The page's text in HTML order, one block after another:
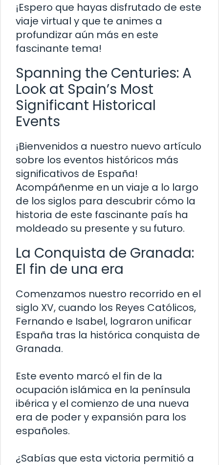
¡Espero que hayas disfrutado de este
viaje virtual y que te animes a
profundizar aún más en este
fascinante tema!
Spanning the Centuries: A
Look at Spain’s Most
Significant Historical
Events
¡Bienvenidos a nuestro nuevo artículo
sobre los eventos históricos más
significativos de España!
Acompáñenme en un viaje a lo largo
de los siglos para descubrir cómo la
historia de este fascinante país ha
moldeado su presente y su futuro.
La Conquista de Granada:
El fin de una era
Comenzamos nuestro recorrido en el
siglo XV, cuando los Reyes Católicos,
Fernando e Isabel, lograron unificar
España tras la histórica conquista de
Granada.
Este evento marcó el fin de la
ocupación islámica en la península
ibérica y el comienzo de una nueva
era de poder y expansión para los
españoles.
¿Sabías que esta victoria permitió a